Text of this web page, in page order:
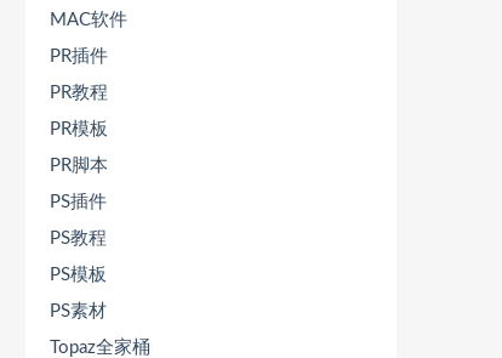
MAC软件
PR插件
PR教程
PR模板
PR脚本
PS插件
PS教程
PS模板
PS素材
Topaz全家桶